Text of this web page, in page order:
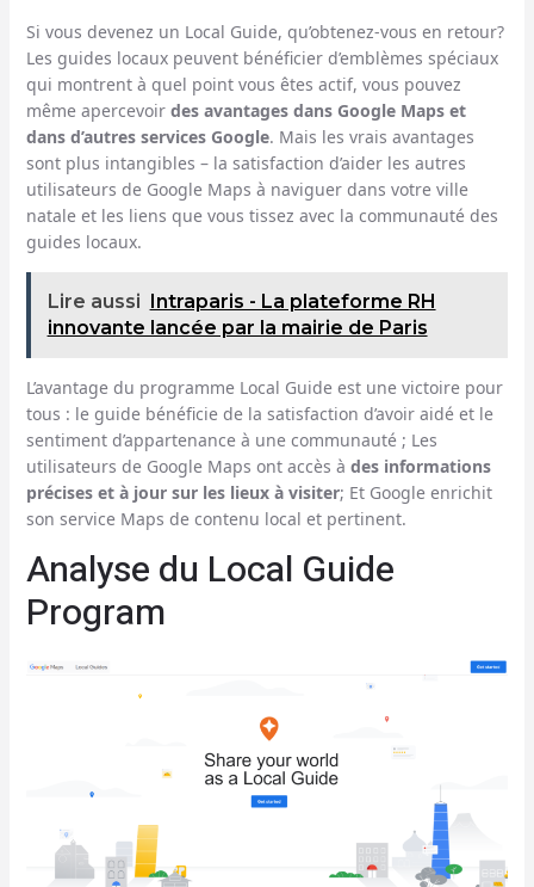
Si vous devenez un Local Guide, qu’obtenez-vous en retour?
Les guides locaux peuvent bénéficier d’emblèmes spéciaux
qui montrent à quel point vous êtes actif, vous pouvez
même apercevoir des avantages dans Google Maps et
dans d’autres services Google. Mais les vrais avantages
sont plus intangibles – la satisfaction d’aider les autres
utilisateurs de Google Maps à naviguer dans votre ville
natale et les liens que vous tissez avec la communauté des
guides locaux.
Lire aussi Intraparis - La plateforme RH
innovante lancée par la mairie de Paris
L’avantage du programme Local Guide est une victoire pour
tous : le guide bénéficie de la satisfaction d’avoir aidé et le
sentiment d’appartenance à une communauté ; Les
utilisateurs de Google Maps ont accès à des informations
précises et à jour sur les lieux à visiter; Et Google enrichit
son service Maps de contenu local et pertinent.
Analyse du Local Guide
Program